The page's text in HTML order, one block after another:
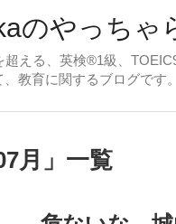
のやっちゃ
超える、英検®1級、
教育に関するブログです。
月 」 一覧